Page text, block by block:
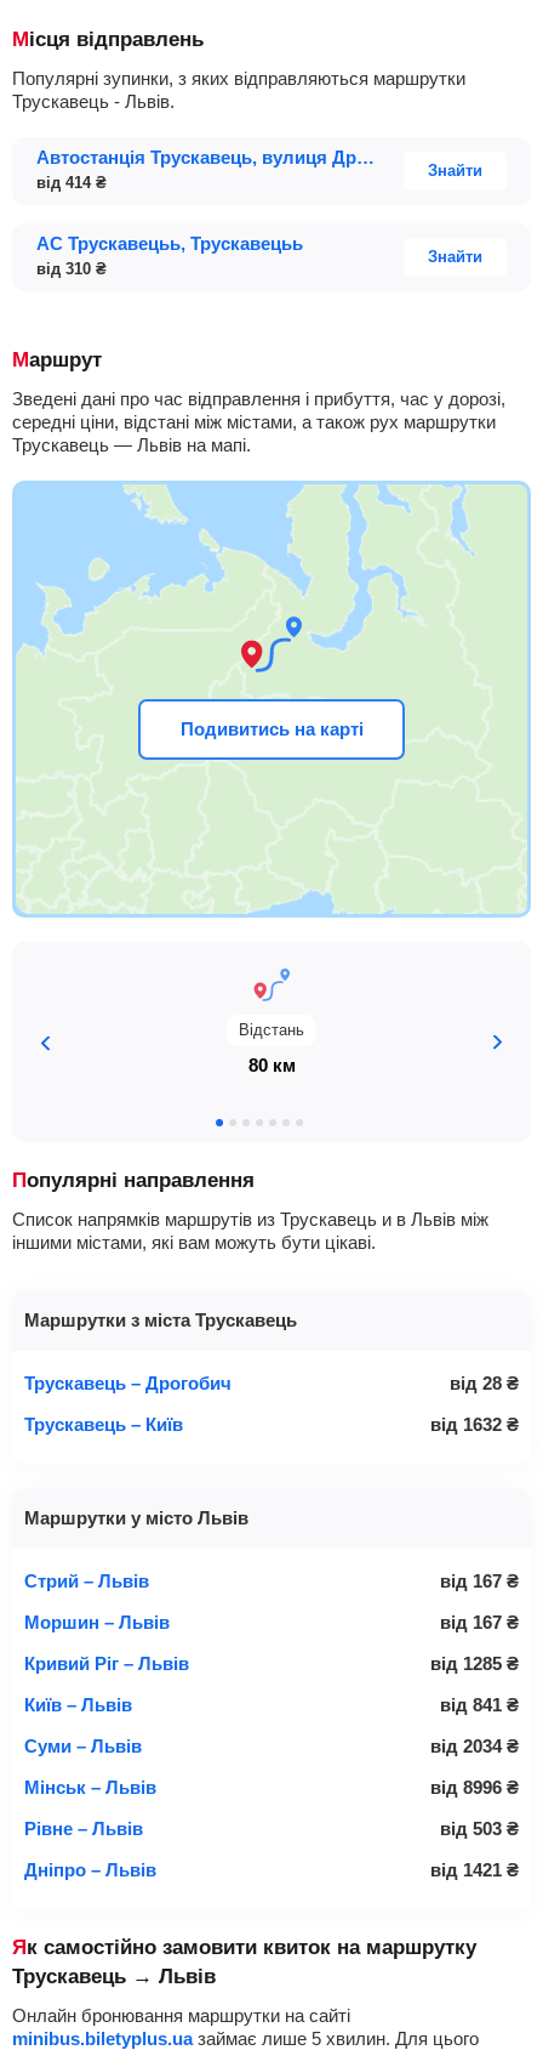
Місця відправлень
Популярні зупинки, з яких відправляються маршрутки
Трускавець - Львів.
Автостанція Трускавець, вулиця Дрогобицька;
від 414 ₴
Знайти
АС Трускавецьь, Трускавецьь
від 310 ₴
Знайти
Маршрут
Зведені дані про час відправлення і прибуття, час у дорозі,
середні ціни, відстані між містами, а також рух маршрутки
Трускавець — Львів на мапі.
Подивитись на карті
Відстань
80 км
Популярні направлення
Список напрямків маршрутів из Трускавець и в Львів між
іншими містами, які вам можуть бути цікаві.
Маршрутки з міста Трускавець
Трускавець – Дрогобич від 28 ₴
Трускавець – Київ
від 1632 ₴
Маршрутки у місто Львів
Стрий – Львів від 167 ₴
Моршин – Львів
від 167 ₴
Кривий Ріг – Львів
від 1285 ₴
Київ – Львів
від 841 ₴
Суми – Львів
від 2034 ₴
Мінськ – Львів
від 8996 ₴
Рівне – Львів
від 503 ₴
Дніпро – Львів
від 1421 ₴
Як самостійно замовити квиток на маршрутку
Трускавець → Львів
Онлайн бронювання маршрутки на сайті
minibus.biletyplus.uaзаймає лише 5 хвилин. Для цього